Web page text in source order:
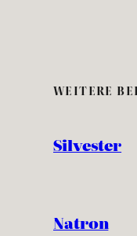
WEITERE
Silvester
Natron